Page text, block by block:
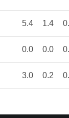
5.4 1.4
0.0 0.0
3.0 0.2